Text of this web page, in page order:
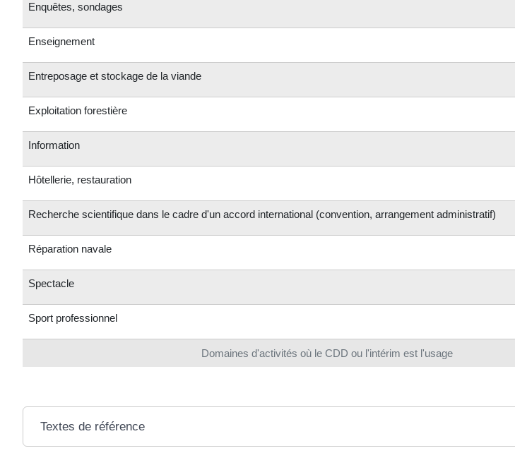
Domaines d'activités où le CDD ou l'intérim est l'usage
Enquêtes, sondages
Enseignement
Entreposage et stockage de la viande
Exploitation forestière
Information
Hôtellerie, restauration
Recherche scientifique dans le cadre d'un accord international (convention, arrangement administratif)
Réparation navale
Spectacle
Sport professionnel
Textes de référence